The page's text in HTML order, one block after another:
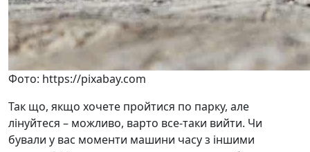
Фото: https://pixabay.com
Так що, якщо хочете пройтися по парку, але
лінуйтеся – можливо, варто все-таки вийти. Чи
бували у вас моменти машини часу з іншими